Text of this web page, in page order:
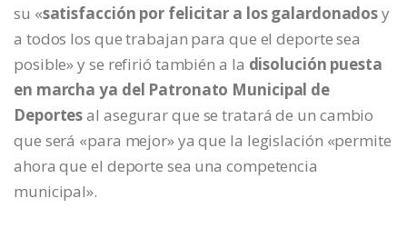
su «satisfacción por felicitar a los galardonadosy
a todos los que trabajan para que el deporte sea
posible» y se refirió también a la disolución puesta
en marcha ya del Patronato Municipal de
Deportesal asegurar que se tratará de un cambio
que será «para mejor» ya que la legislación «permite
ahora que el deporte sea una competencia
municipal».